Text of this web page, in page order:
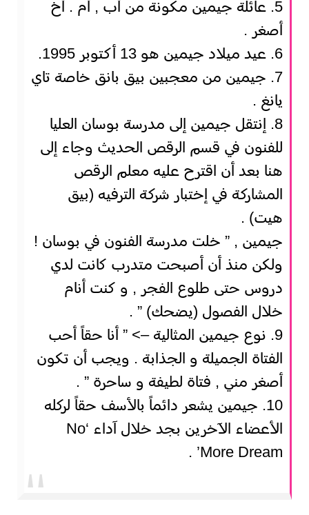
5. عائلة جيمين مكونة من أب , أم . أخ
أصغر .
6. عيد ميلاد جيمين هو 13 أكتوبر 1995.
7. جيمين من معجبين بيق بانق خاصة تاي
يانغ .
8. إنتقل جيمين إلى مدرسة بوسان العليا
للفنون في قسم الرقص الحديث وجاء إلى
هنا بعد أن اقترح عليه معلم الرقص
المشاركة في إختبار شركة الترفيه (بيق
هيت) .
جيمين , ” خلت مدرسة الفنون في بوسان !
ولكن منذ أن أصبحت متدرب كانت لدي
دروس حتى طلوع الفجر , و كنت أنام
خلال الفصول (يضحك) ” .
9. نوع جيمين المثالية –> ” أنا حقاً أحب
الفتاة الجميلة و الجذابة . ويجب أن تكون
أصغر مني , فتاة لطيفة و ساحرة ” .
10. جيمين يشعر دائماً بالأسف حقاً لركله
الأعضاء الآخرين بجد خلال آداء ‘No
More Dream’ .